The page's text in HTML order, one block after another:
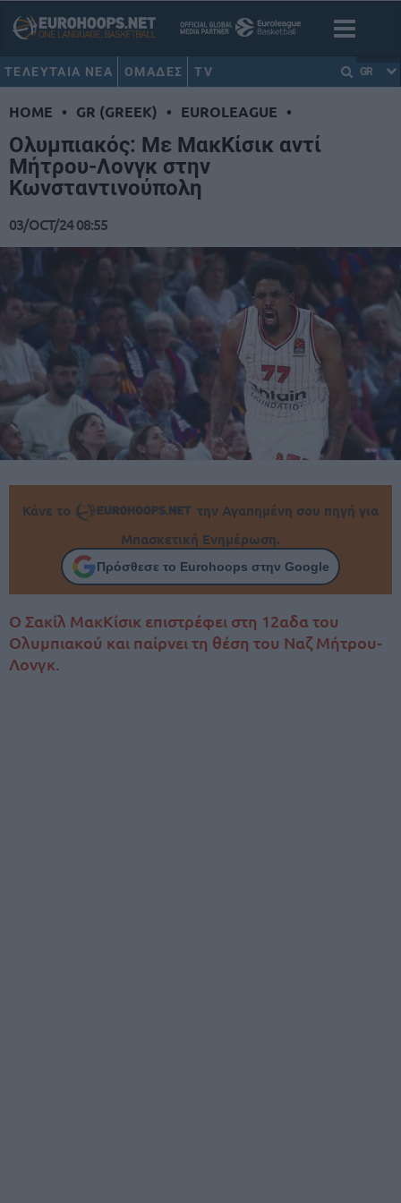
ΤΕΛΕΥΤΑΙΑ ΝΕΑ ΟΜΑΔΕΣ TV GR
HOME • GR (GREEK) • EUROLEAGUE •
Ολυμπιακός: Με ΜακΚίσικ αντί
Μήτρου-Λονγκ στην
Κωνσταντινούπολη
03/OCT/24 08:55
Κάνε το
την Αγαπημένη σου πηγή για
Μπασκετική Ενημέρωση.
Πρόσθεσε το Eurohoops στην Google
O Σακίλ ΜακΚίσικ επιστρέφει στη 12αδα του
Ολυμπιακού και παίρνει τη θέση του Ναζ Μήτρου-
Λονγκ.